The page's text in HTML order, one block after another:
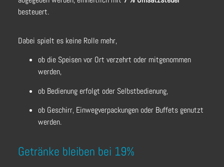
besteuert.
Dabei spielt es keine Rolle mehr,
ob die Speisen vor Ort verzehrt oder mitgenommen
werden,
ob Bedienung erfolgt oder Selbstbedienung,
ob Geschirr, Einwegverpackungen oder Buffets genutzt
werden.
Getränke bleiben bei 19%